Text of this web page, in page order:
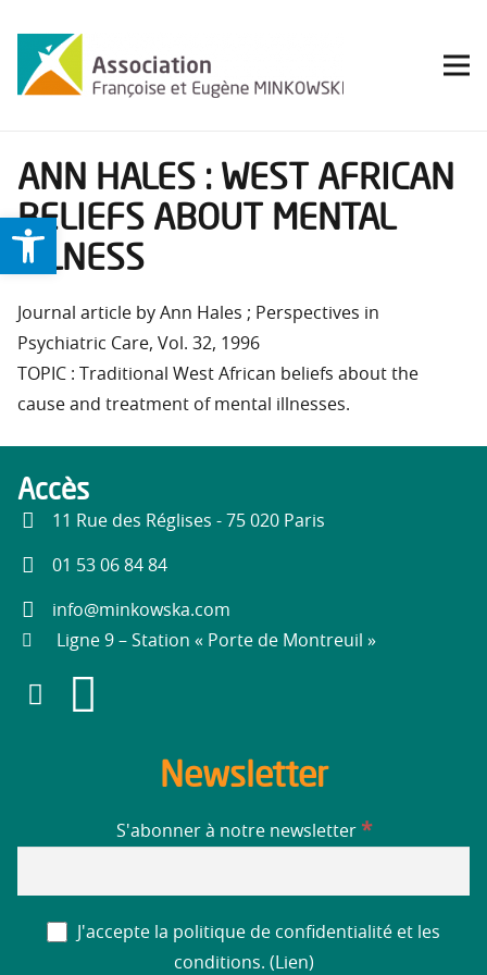
ANN HALES : WEST AFRICAN
BELIEFS ABOUT MENTAL
ILLNESS
Journal article by Ann Hales ; Perspectives in
Psychiatric Care, Vol. 32, 1996
TOPIC : Traditional West African beliefs about the
cause and treatment of mental illnesses.
Accès
11 Rue des Réglises - 75 020 Paris
01 53 06 84 84
info@minkowska.com
Ligne 9 – Station « Porte de Montreuil »
Newsletter
S'abonner à notre newsletter *
J'accepte la politique de confidentialité et les
conditions. ( Lien)
Ouvrir la barre d’outils